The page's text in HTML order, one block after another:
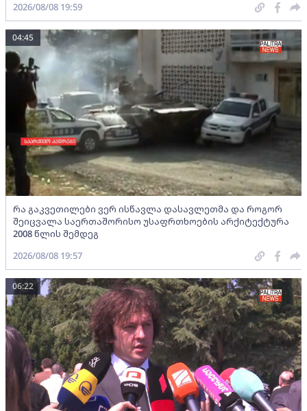
2026/08/08 19:59
რა გაკვეთილები ვერ ისწავლა დასავლეთმა და როგორ
შეიცვალა საერთაშორისო უსაფრთხოების არქიტექტურა
2008 წლის შემდეგ
04:45
2026/08/08 19:57
06:22